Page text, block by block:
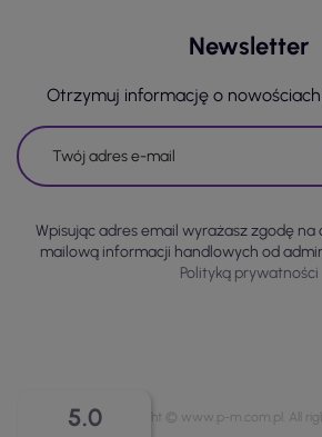
Newsletter
Otrzymuj informację o
Wpisując adres email wyrażasz zgodę
mailową informacji handlowych od
Polityką prywatności
5.0 Copyright © www.p-m.com.pl. All